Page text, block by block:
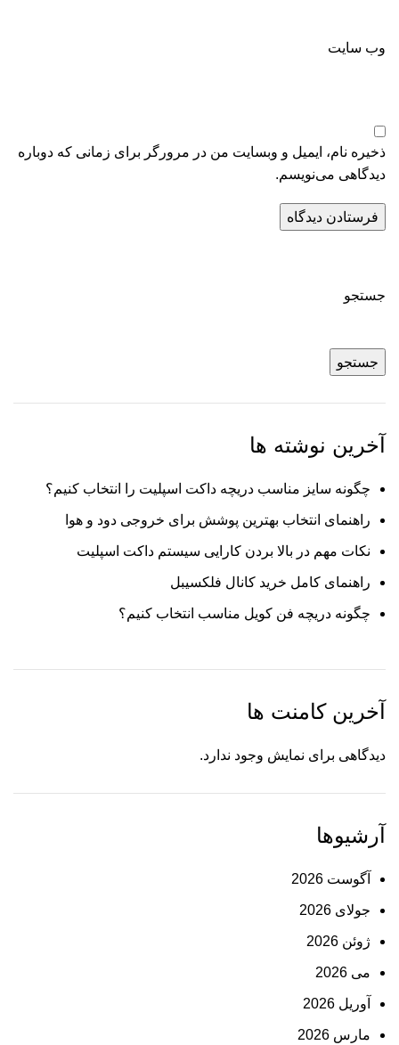
وب‌ سایت
ذخیره نام، ایمیل و وبسایت من در مرورگر برای زمانی که دوباره
دیدگاهی می‌نویسم.
جستجو
جستجو
آخرین نوشته ها
چگونه سایز مناسب دریچه داکت اسپلیت را انتخاب کنیم؟
راهنمای انتخاب بهترین پوشش برای خروجی دود و هوا
نکات مهم در بالا بردن کارایی سیستم داکت اسپلیت
راهنمای کامل خرید کانال فلکسیبل
چگونه دریچه فن کویل مناسب انتخاب کنیم؟
آخرین کامنت ها
دیدگاهی برای نمایش وجود ندارد.
آرشیوها
آگوست 2026
جولای 2026
ژوئن 2026
می 2026
آوریل 2026
مارس 2026